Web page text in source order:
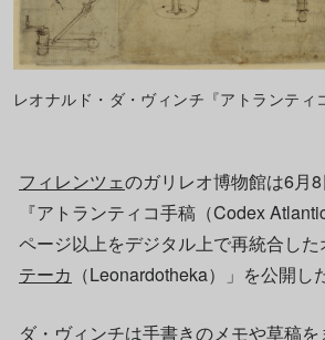
レオナルド・ダ・ヴィンチ『アトランテ
フィレンツェのガリレオ博物館は6月8
『アトランティコ手稿（Codex
ページ以上をデジタル上で再統合し
テーカ （Leonardotheka）」を公開し
ダ・ヴィンチは手書きのメモや草稿